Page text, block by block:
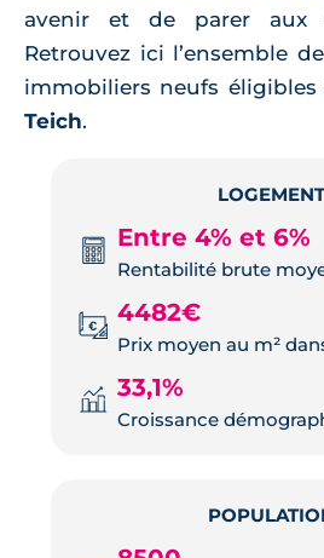
avenir et de parer aux
Retrouvez ici l’ensemble
immobiliers neufs éligibles
Teich.
LOGEMENT
Entre 4% et 6%
Rentabilité brute
4482€
Prix moyen au m²
33,1%
Croissance